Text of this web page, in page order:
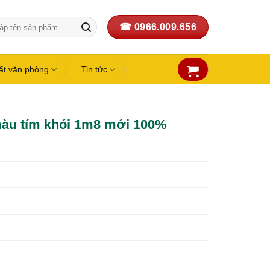
☎ 0966.009.656
văn phòng Tin tức
tím khói 1m8 mới 100%